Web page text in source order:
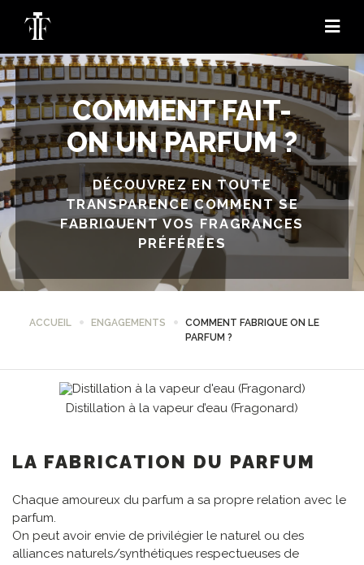
COMMENT FAIT-
ON UN PARFUM ?
DÉCOUVREZ EN TOUTE
TRANSPARENCE COMMENT SE
FABRIQUENT VOS FRAGRANCES
PRÉFÉRÉES
ACCUEIL ENGAGEMENTS
COMMENT FABRIQUE ON LE
PARFUM ?
Distillation à la vapeur d’eau (Fragonard)
LA FABRICATION DU PARFUM
Chaque amoureux du parfum a sa propre relation avec le
parfum.
On peut avoir envie de privilégier le naturel ou des
alliances naturels/synthétiques respectueuses de